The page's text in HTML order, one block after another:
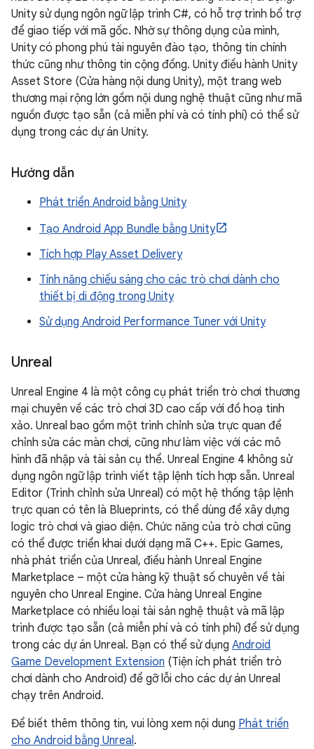
Unity sử dụng ngôn ngữ lập trình C#, có hỗ trợ trình bổ trợ
để giao tiếp với mã gốc. Nhờ sự thông dụng của mình,
Unity có phong phú tài nguyên đào tạo, thông tin chính
thức cũng như thông tin cộng đồng. Unity điều hành Unity
Asset Store (Cửa hàng nội dung Unity), một trang web
thương mại rộng lớn gồm nội dung nghệ thuật cũng như mã
nguồn được tạo sẵn (cả miễn phí và có tính phí) có thể sử
dụng trong các dự án Unity.
Hướng dẫn
Phát triển Android bằng Unity
Tạo Android App Bundle bằng Unity
Tích hợp Play Asset Delivery
Tính năng chiếu sáng cho các trò chơi dành cho
thiết bị di động trong Unity
Sử dụng Android Performance Tuner với Unity
Unreal
Unreal Engine 4 là một công cụ phát triển trò chơi thương
mại chuyên về các trò chơi 3D cao cấp với đồ hoạ tinh
xảo. Unreal bao gồm một trình chỉnh sửa trực quan để
chỉnh sửa các màn chơi, cũng như làm việc với các mô
hình đã nhập và tài sản cụ thể. Unreal Engine 4 không sử
dụng ngôn ngữ lập trình viết tập lệnh tích hợp sẵn. Unreal
Editor (Trình chỉnh sửa Unreal) có một hệ thống tập lệnh
trực quan có tên là Blueprints, có thể dùng để xây dựng
logic trò chơi và giao diện. Chức năng của trò chơi cũng
có thể được triển khai dưới dạng mã C++. Epic Games,
nhà phát triển của Unreal, điều hành Unreal Engine
Marketplace – một cửa hàng kỹ thuật số chuyên về tài
nguyên cho Unreal Engine. Cửa hàng Unreal Engine
Marketplace có nhiều loại tài sản nghệ thuật và mã lập
trình được tạo sẵn (cả miễn phí và có tính phí) để sử dụng
trong các dự án Unreal. Bạn có thể sử dụng Android
Game Development Extension (Tiện ích phát triển trò
chơi dành cho Android) để gỡ lỗi cho các dự án Unreal
chạy trên Android.
Để biết thêm thông tin, vui lòng xem nội dung Phát triển
cho Android bằng Unreal.